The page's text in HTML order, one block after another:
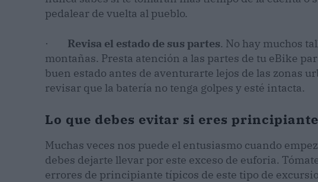
pedalear de vuelta al pueblo.
· Revisa el estado de sus partes. No hay muchos
montañas. Presta atención a las partes de tu eBike
buen estado antes de aventurarte lejos de las zonas
revisar que la batería no tenga golpes y esté intacta.
Lo que debes evitar si eres principiante
Muchas veces nos puede el entusiasmo cuando
debes dejarte llevar por este exceso de euforia.
errores de principiante típicos de este tipo de